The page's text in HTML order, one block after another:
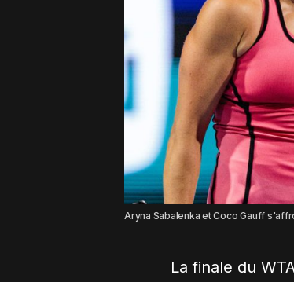
Aryna Sabalenka et Coco Gauff
La finale du